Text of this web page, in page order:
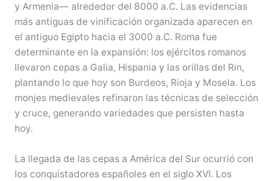
y Armenia— alrededor del 8000 a.C. Las evidencias
más antiguas de vinificación organizada aparecen en
el antiguo Egipto hacia el 3000 a.C. Roma fue
determinante en la expansión: los ejércitos romanos
llevaron cepas a Galia, Hispania y las orillas del Rin,
plantando lo que hoy son Burdeos, Rioja y Mosela. Los
monjes medievales refinaron las técnicas de selección
y cruce, generando variedades que persisten hasta
hoy.
La llegada de las cepas a América del Sur ocurrió con
los conquistadores españoles en el siglo XVI. Los